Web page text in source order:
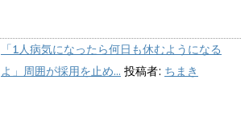
「1人病気になったら何日も休むようになる
よ」周囲が採用を止め... 投稿者: ちまき